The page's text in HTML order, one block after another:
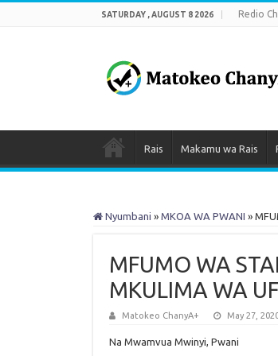
SATURDAY , AUGUST 8 2026 Redio
Rais Makamu wa Rais
Nyumbani » MKOA WA PWANI »
MFUMO WA
MKULIMA WA
Matokeo ChanyA+ May 27,
Na Mwamvua Mwinyi, Pwani